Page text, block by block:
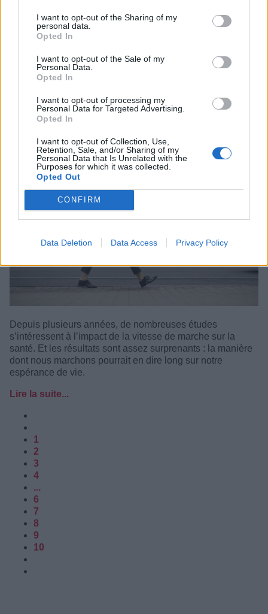
I want to opt-out of the Sharing of my
personal data.
Opted In
I want to opt-out of the Sale of my
Personal Data.
Opted In
I want to opt-out of processing my
Personal Data for Targeted Advertising.
Opted In
I want to opt-out of Collection, Use,
Retention, Sale, and/or Sharing of my
Personal Data that Is Unrelated with the
Purposes for which it was collected.
Opted Out
CONFIRM
Data Deletion Data Access Privacy Policy
Santé
Sport
Marcher vite pour vivre plus
longtemps : mythe ou réalité ?
Catégorie :Sport
Depuis plusieurs années, de nombreuses études
s’intéressent à l’impact de la vitesse de marche sur la
santé. Et les résultats sont assez surprenants : la manière
dont nous marchons pourrait en dire long sur notre
espérance de vie.
Lire la suite...
1
2
3
4
...
6
7
8
9
10